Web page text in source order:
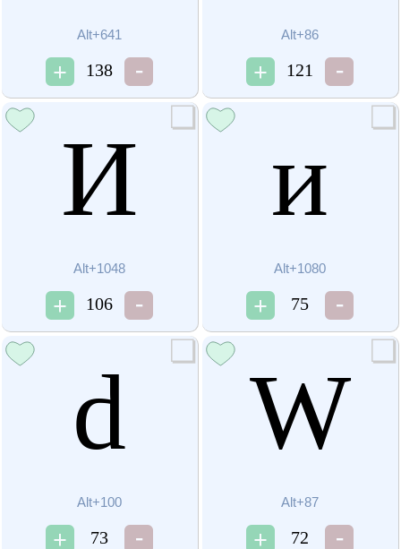
Alt+641
138
Alt+86
121
И
Alt+1048
106
и
Alt+1080
75
d
Alt+100
73
W
Alt+87
72